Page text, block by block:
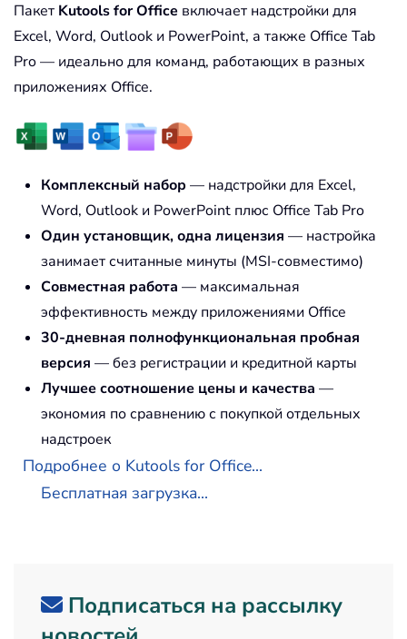
Пакет Kutools for Office включает надстройки для
Excel, Word, Outlook и PowerPoint, а также Office Tab
Pro — идеально для команд, работающих в разных
приложениях Office.
Комплексный набор — надстройки для Excel,
Word, Outlook и PowerPoint плюс Office Tab Pro
Один установщик, одна лицензия — настройка
занимает считанные минуты (MSI-совместимо)
Совместная работа — максимальная
эффективность между приложениями Office
30-дневная полнофункциональная пробная
версия — без регистрации и кредитной карты
Лучшее соотношение цены и качества —
экономия по сравнению с покупкой отдельных
надстроек
Подробнее о Kutools for Office...
Бесплатная загрузка...
Подписаться на рассылку